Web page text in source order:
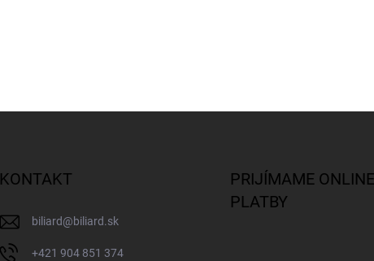
KONTAKT
biliard@biliard.sk
+421 904 851 374
PRIJÍMAME ONLINE
PLATBY